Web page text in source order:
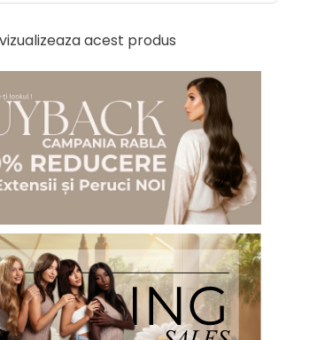
acest produs